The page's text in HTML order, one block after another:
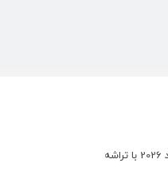
هواوی از میت‌بوک فولد 2026 با تراشه